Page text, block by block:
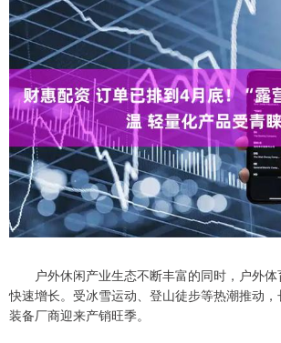
户外休闲产业生态不断丰富的同时，户外体
快速增长。受冰雪运动、登山徒步等热潮推动
装备厂商迎来产销旺季。